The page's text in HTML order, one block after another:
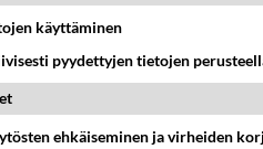
Iisalmi
Maailman menoa
käyttäminen
pyydettyjen tietojen
ehkäiseminen ja virheiden